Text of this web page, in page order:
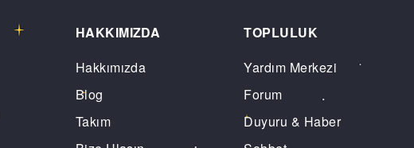
HAKKIMIZDA
Hakkımızda
Blog
Takım
TOPLULUK
Yardım Merkezi
Forum
Duyuru & Haber